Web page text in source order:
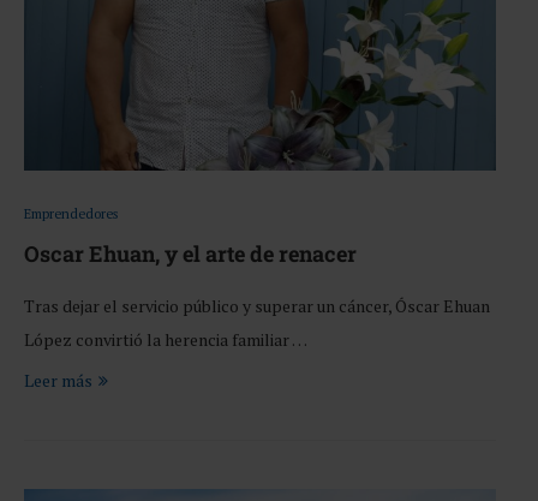
Emprendedores
Oscar Ehuan, y el arte de renacer
Tras dejar el servicio público y superar un cáncer, Óscar Ehuan
López convirtió la herencia familiar …
Leer más